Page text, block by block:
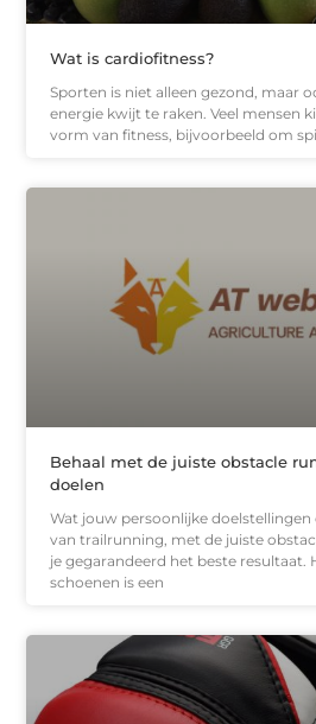
Wat is cardiofitness?
Sporten is niet alleen gezond, maar
energie kwijt te raken. Veel mensen
vorm van fitness, bijvoorbeeld om
Behaal met de juiste obstacle
doelen
Wat jouw persoonlijke doelstellingen
van trailrunning, met de juiste
je gegarandeerd het beste resultaat.
schoenen is een